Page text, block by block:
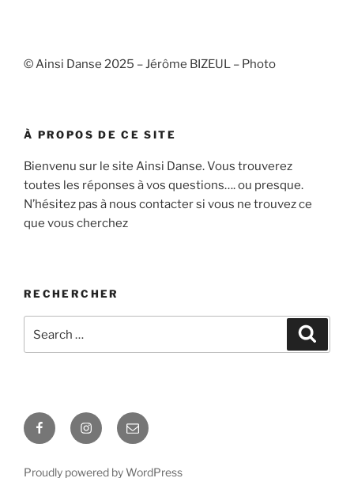
© Ainsi Danse 2025 – Jérôme BIZEUL – Photo
À PROPOS DE CE SITE
Bienvenu sur le site Ainsi Danse. Vous trouverez
toutes les réponses à vos questions…. ou presque.
N’hésitez pas à nous contacter si vous ne trouvez ce
que vous cherchez
RECHERCHER
Proudly powered by WordPress